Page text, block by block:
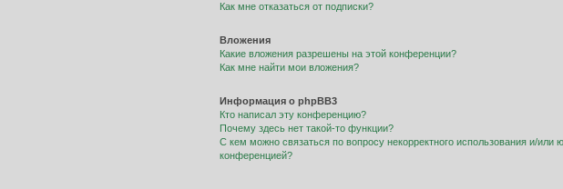
Как мне отказаться от подписки?
Вложения
Какие вложения разрешены на этой конференции?
Как мне найти мои вложения?
Информация о phpBB3
Кто написал эту конференцию?
Почему здесь нет такой-то функции?
С кем можно связаться по вопросу некорректного использования и/или
конференцией?